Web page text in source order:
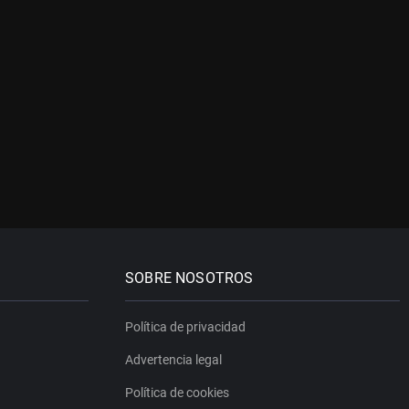
SOBRE NOSOTROS
Política de privacidad
Advertencia legal
Política de cookies